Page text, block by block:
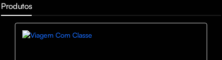
Produtos